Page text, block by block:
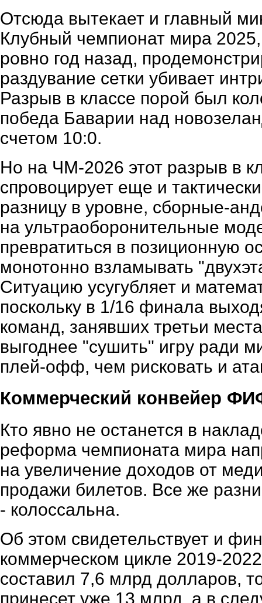
Отсюда вытекает и главный
Клубный чемпионат мира
ровно год назад,
раздувание сетки убивает
Разрыв в классе порой был
победа Баварии над
счетом 10:0.
Но на ЧМ-2026 этот разрыв в
спровоцирует еще и
разницу в уровне, сборные-
на ультраоборонительные
превратиться в позиционную
монотонно взламывать
Ситуацию усугубляет и
поскольку в 1/16 финала
команд, занявших третьи
выгоднее "сушить" игру ради
плей-офф, чем рисковать и
Коммерческий конвейер
Кто явно не останется в
реформа чемпионата мира
на увеличение доходов от
продажи билетов. Все же
- колоссальна.
Об этом свидетельствует и
коммерческом цикле 2019-
составил 7,6 млрд долларов,
принесет уже 13 млрд, а в